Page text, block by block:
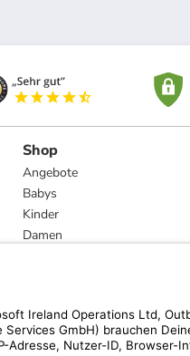
Shop
Angebote
Babys
Kinder
Damen
Marken